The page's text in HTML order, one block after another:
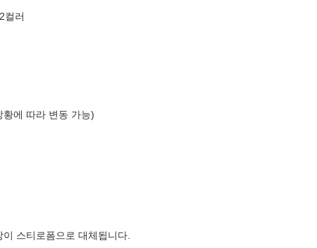
컬러
황에 따라 변동 가능)
스티로폼으로 대체됩니다.